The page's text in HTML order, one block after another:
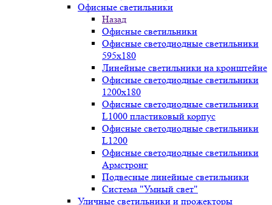
Офисные светильники
Назад
Офисные светильники
Офисные светодиодные светильники
595х180
Линейные светильники на кронштейне
Офисные светодиодные светильники
1200x180
Офисные светодиодные светильники
L1000 пластиковый корпус
Офисные светодиодные светильники
L1200
Офисные светодиодные светильники
Армстронг
Подвесные линейные светильники
Система "Умный свет"
Уличные светильники и прожекторы